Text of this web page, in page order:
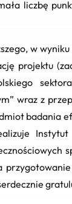
liczbę
w
projektu
wraz z
badania